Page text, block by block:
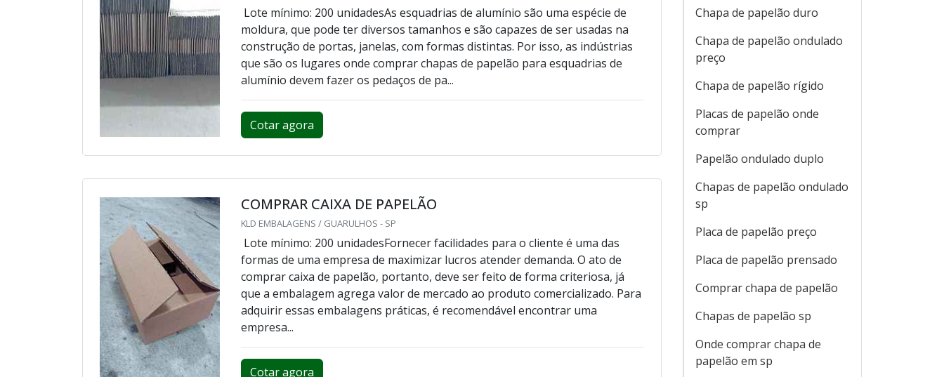
Lote mínimo: 200 unidadesAs esquadrias de alumínio são uma espécie de
moldura, que pode ter diversos tamanhos e são capazes de ser usadas na
construção de portas, janelas, com formas distintas. Por isso, as indústrias
que são os lugares onde comprar chapas de papelão para esquadrias de
alumínio devem fazer os pedaços de pa...
Cotar agora
COMPRAR CAIXA DE PAPELÃO
KLD EMBALAGENS / GUARULHOS - SP
Lote mínimo: 200 unidadesFornecer facilidades para o cliente é uma das
formas de uma empresa de maximizar lucros atender demanda. O ato de
comprar caixa de papelão, portanto, deve ser feito de forma criteriosa, já
que a embalagem agrega valor de mercado ao produto comercializado. Para
adquirir essas embalagens práticas, é recomendável encontrar uma
empresa...
Cotar agora
Chapa de papelão duro
Chapa de papelão ondulado
preço
Chapa de papelão rígido
Placas de papelão onde
comprar
Papelão ondulado duplo
Chapas de papelão ondulado
sp
Placa de papelão preço
Placa de papelão prensado
Comprar chapa de papelão
Chapas de papelão sp
Onde comprar chapa de
papelão em sp